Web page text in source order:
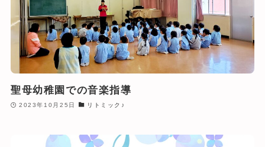
聖母幼稚園での音楽指導
2023年10月25日 リトミック♪